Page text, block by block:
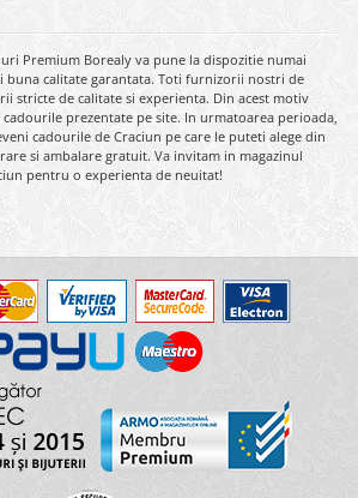
Premium Borealy va pune la dispozitie numai
buna calitate garantata. Toti furnizorii nostri de
stricte de calitate si experienta. Din acest motiv
prezentate pe site. In urmatoarea perioada,
cadourile de Craciun pe care le puteti alege din
si ambalare gratuit. Va invitam in magazinul
pentru o experienta de neuitat!